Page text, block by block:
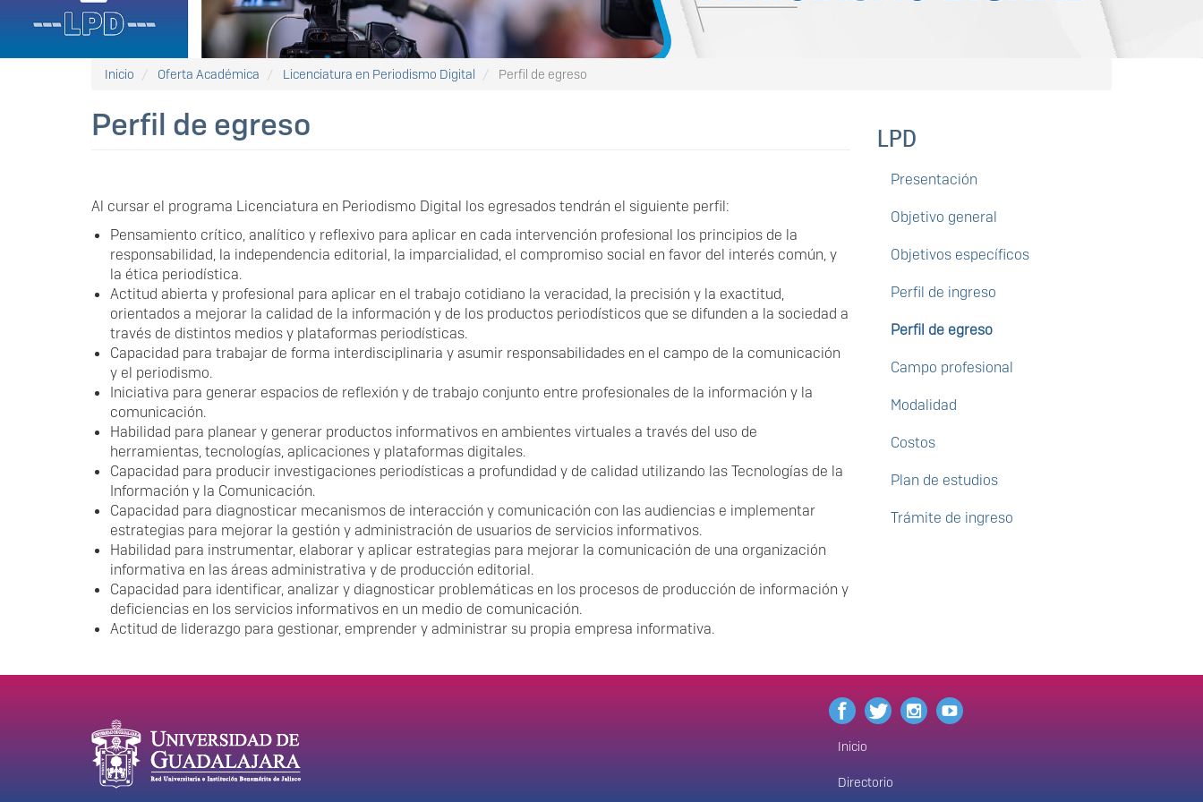
Inicio Oferta Académica Licenciatura en Periodismo Digital Perfil de egreso
Perfil de egreso
Al cursar el programa Licenciatura en Periodismo Digital los egresados tendrán el siguiente perfil:
Pensamiento crítico, analítico y reflexivo para aplicar en cada intervención profesional los principios de la
responsabilidad, la independencia editorial, la imparcialidad, el compromiso social en favor del interés común, y
la ética periodística.
Actitud abierta y profesional para aplicar en el trabajo cotidiano la veracidad, la precisión y la exactitud,
orientados a mejorar la calidad de la información y de los productos periodísticos que se difunden a la sociedad a
través de distintos medios y plataformas periodísticas.
Capacidad para trabajar de forma interdisciplinaria y asumir responsabilidades en el campo de la comunicación
y el periodismo.
Iniciativa para generar espacios de reflexión y de trabajo conjunto entre profesionales de la información y la
comunicación.
Habilidad para planear y generar productos informativos en ambientes virtuales a través del uso de
herramientas, tecnologías, aplicaciones y plataformas digitales.
Capacidad para producir investigaciones periodísticas a profundidad y de calidad utilizando las Tecnologías de la
Información y la Comunicación.
Capacidad para diagnosticar mecanismos de interacción y comunicación con las audiencias e implementar
estrategias para mejorar la gestión y administración de usuarios de servicios informativos.
Habilidad para instrumentar, elaborar y aplicar estrategias para mejorar la comunicación de una organización
informativa en las áreas administrativa y de producción editorial.
Capacidad para identificar, analizar y diagnosticar problemáticas en los procesos de producción de información y
deficiencias en los servicios informativos en un medio de comunicación.
Actitud de liderazgo para gestionar, emprender y administrar su propia empresa informativa.
LPD
Presentación
Objetivo general
Objetivos específicos
Perfil de ingreso
Perfil de egreso
Campo profesional
Modalidad
Costos
Plan de estudios
Trámite de ingreso
Enlaces de interés
Información del portal
Menú
principal
Inicio
Directorio